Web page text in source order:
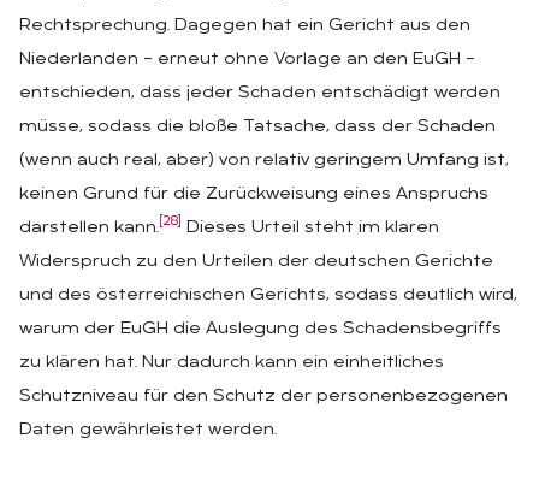
Rechtsprechung. Dagegen hat ein Gericht aus den
Niederlanden – erneut ohne Vorlage an den EuGH –
entschieden, dass jeder Schaden entschädigt werden
müsse, sodass die bloße Tatsache, dass der Schaden
(wenn auch real, aber) von relativ geringem Umfang ist,
keinen Grund für die Zurückweisung eines Anspruchs
darstellen kann. [28]
Dieses Urteil steht im klaren
Widerspruch zu den Urteilen der deutschen Gerichte
und des österreichischen Gerichts, sodass deutlich wird,
warum der EuGH die Auslegung des Schadensbegriffs
zu klären hat. Nur dadurch kann ein einheitliches
Schutzniveau für den Schutz der personenbezogenen
Daten gewährleistet werden.